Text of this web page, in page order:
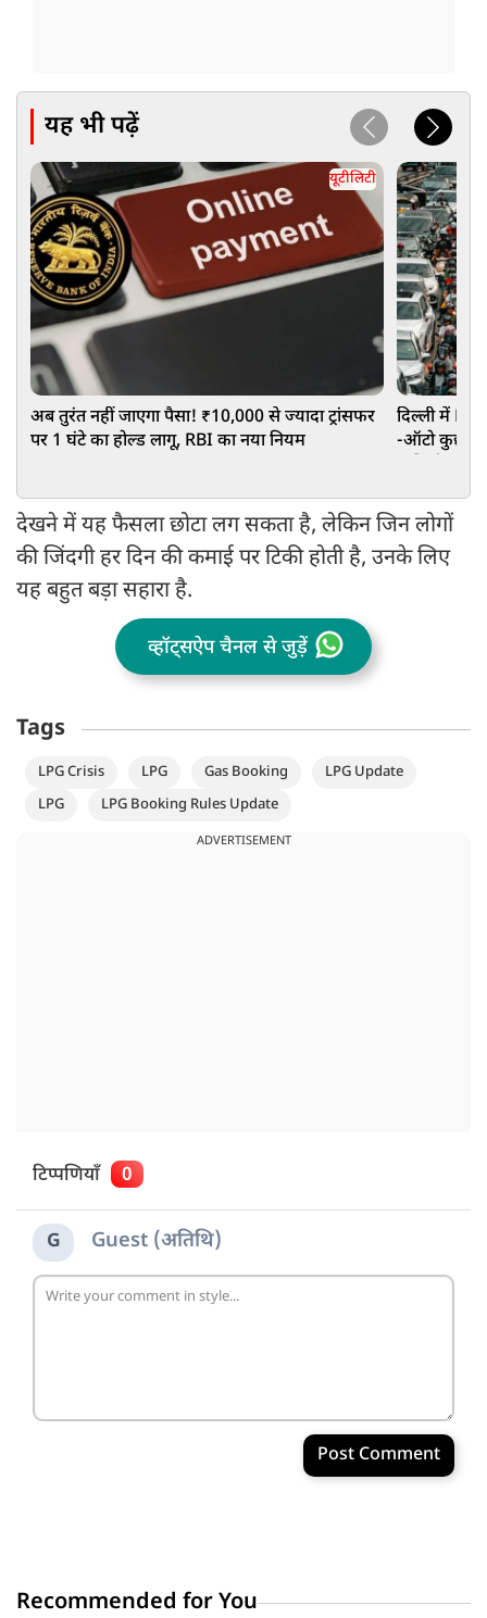
यह भी पढ़ें
यूटीलिटी
अब तुरंत नहीं जाएगा पैसा! ₹10,000 से ज्यादा ट्रांसफर
पर 1 घंटे का होल्ड लागू, RBI का नया नियम
दिल्ली में EV
-ऑटो कुछ भी
देखने में यह फैसला छोटा लग सकता है, लेकिन जिन लोगों
की जिंदगी हर दिन की कमाई पर टिकी होती है, उनके लिए
यह बहुत बड़ा सहारा है.
व्हॉट्सऐप चैनल से जुड़ें
Tags
LPG Crisis LPG Gas Booking
LPG Update
LPG
LPG Booking Rules Update
ADVERTISEMENT
टिप्पणियाँ 0
G Guest (अतिथि)
Post Comment
Recommended for You